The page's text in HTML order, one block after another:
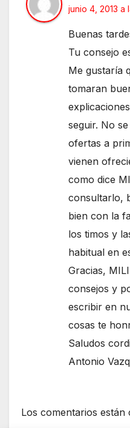
junio 4, 2013 a
Buenas
Tu consejo
Me gustaría
tomaran
seguir. No
ofertas a
vienen
como dice
consultarlo,
bien con la
los timos y
habitual en
Gracias,
consejos y
escribir en
cosas te
Saludos
Antonio
Los comentarios están